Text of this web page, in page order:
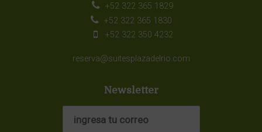
+52 322 365 1829
+52 322 365 1830
+52 322 350 4232
reserva@suitesplazadelrio.com
Newsletter